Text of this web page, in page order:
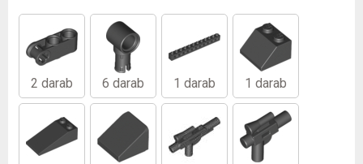
2 darab 6 darab 1 darab 1 darab